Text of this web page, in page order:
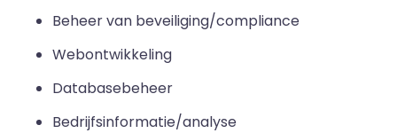
Beheer van beveiliging/compliance
Webontwikkeling
Databasebeheer
Bedrijfsinformatie/analyse